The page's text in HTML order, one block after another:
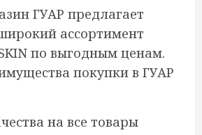
ГУАР предлагает
ассортимент
по выгодным ценам.
покупки в ГУАР
на все товары